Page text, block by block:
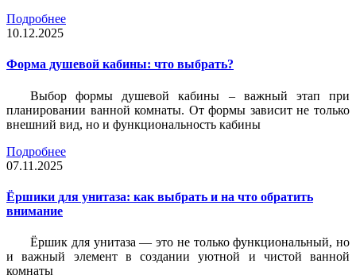
Подробнее
10.12.2025
Форма душевой кабины: что выбрать?
Выбор формы душевой кабины – важный этап при
планировании ванной комнаты. От формы зависит не только
внешний вид, но и функциональность кабины
Подробнее
07.11.2025
Ёршики для унитаза: как выбрать и на что обратить
внимание
Ёршик для унитаза — это не только функциональный, но
и важный элемент в создании уютной и чистой ванной
комнаты